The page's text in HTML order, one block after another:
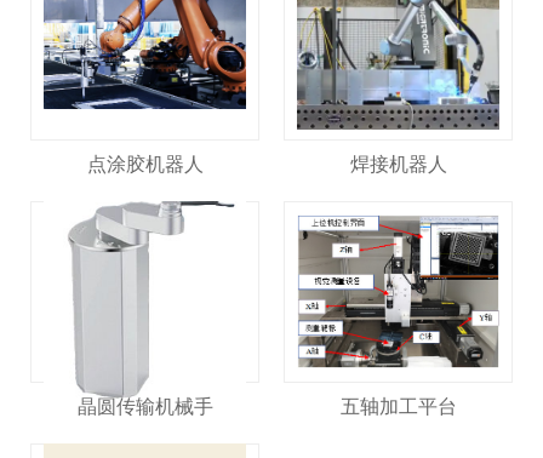
点涂胶机器人 焊接机器人
晶圆传输机械手 五轴加工平台